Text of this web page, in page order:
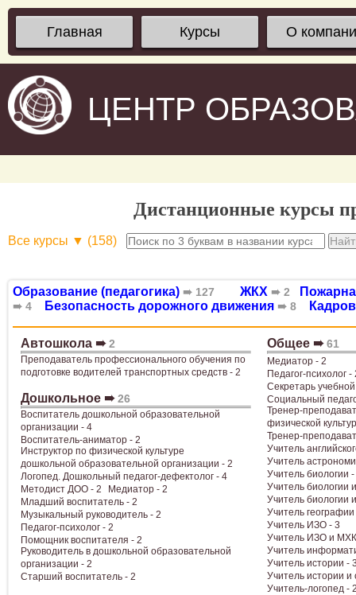
Главная Курсы О
ЦЕНТР
Дистанционные курсы
Все курсы ▼ (158)
Образование (педагогика) ➠ 127 ЖКХ ➠ 2
➠ 4 Безопасность дорожного движения ➠ 8
Автошкола ➠2
Преподаватель профессионального обучения по
подготовке водителей транспортных средств - 2
Дошкольное ➠26
Воспитатель дошкольной образовательной
организации - 4
Воспитатель-аниматор - 2
Инструктор по физической культуре
дошкольной образовательной организации - 2
Логопед. Дошкольный педагог-дефектолог - 4
Методист ДОО - 2
Медиатор - 2
Младший воспитатель - 2
Музыкальный руководитель - 2
Педагог-психолог - 2
Помощник воспитателя - 2
Руководитель в дошкольной образовательной
организации - 2
Старший воспитатель - 2
Общее ➠61
Медиатор - 2
Педагог-психолог -
Секретарь
Социальный
Тренер-
физической
Тренер-
Учитель
Учитель
Учитель биологии
Учитель биологии
Учитель биологии
Учитель географии
Учитель ИЗО - 3
Учитель ИЗО и
Учитель
Учитель истории -
Учитель истории
Учитель-логопед -